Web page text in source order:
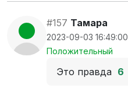
#157 Тамара
2023-09-03 16:49:00
Положительный
Это правда 6